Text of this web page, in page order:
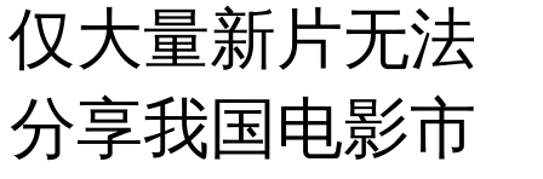
仅大量新片无法
分享我国电影市